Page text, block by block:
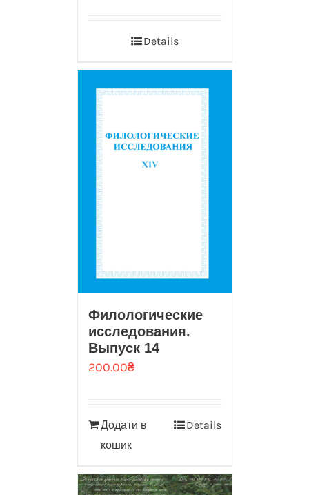
Details
Филологические
исследования.
Выпуск 14
200.00₴
Додати в
кошик
Details